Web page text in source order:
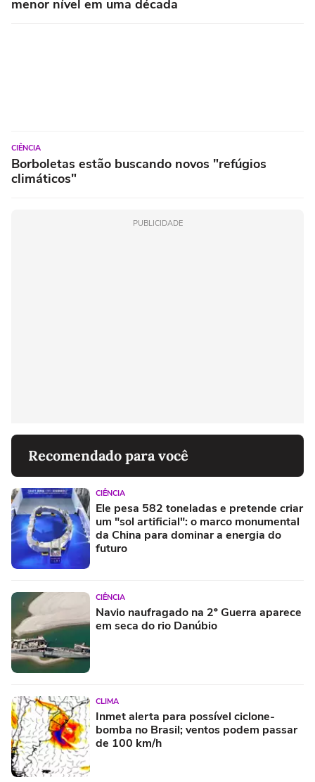
menor nível em uma década
CIÊNCIA
Borboletas estão buscando novos "refúgios
climáticos"
PUBLICIDADE
Recomendado para você
CIÊNCIA
Ele pesa 582 toneladas e pretende criar
um "sol artificial": o marco monumental
da China para dominar a energia do
futuro
CIÊNCIA
Navio naufragado na 2º Guerra aparece
em seca do rio Danúbio
CLIMA
Inmet alerta para possível ciclone-
bomba no Brasil; ventos podem passar
de 100 km/h